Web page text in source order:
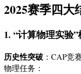
2025赛季四
1. “计算物理实验
历史性突破 ：CAP竞
物理任务：